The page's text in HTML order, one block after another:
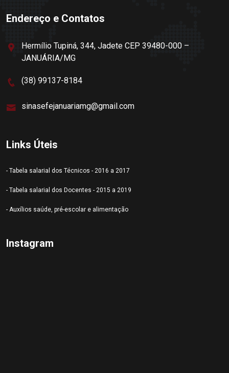
Endereço e Contatos
Hermílio Tupiná, 344, Jadete CEP 39480-000 –
JANUÁRIA/MG
(38) 99137-8184
sinasefejanuariamg@gmail.com
Links Úteis
- Tabela salarial dos Técnicos - 2016 a 2017
- Tabela salarial dos Docentes - 2015 a 2019
- Auxílios saúde, pré-escolar e alimentação
Instagram